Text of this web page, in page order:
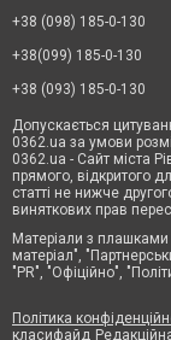
+38 (098) 185-0-130
+38(099) 185-0-130
+38 (093) 185-0-130
Допускається
0362.ua за умови
0362.ua - Сайт міста
прямого, відкритого
статті не нижче
виняткових прав
Матеріали з
матеріал",
"PR", "Офіційно",
Політика
класифайд